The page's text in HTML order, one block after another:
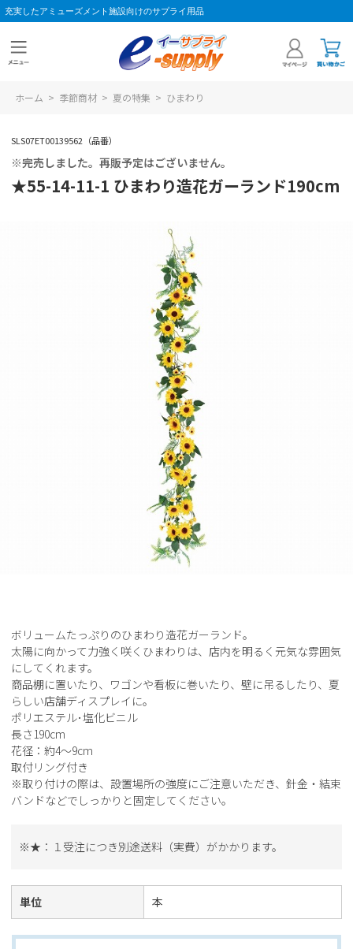
充実したアミューズメント施設向けのサプライ用品
ホーム > 季節商材 > 夏の特集 > ひまわり
SLS07ET00139562（品番）
※完売しました。再販予定はございません。
★55-14-11-1 ひまわり造花ガーランド190cm
ボリュームたっぷりのひまわり造花ガーランド。
太陽に向かって力強く咲くひまわりは、店内を明るく元気な雰囲気
にしてくれます。
商品棚に置いたり、ワゴンや看板に巻いたり、壁に吊るしたり、夏
らしい店舗ディスプレイに。
ポリエステル･塩化ビニル
長さ190cm
花径：約4～9cm
取付リング付き
※取り付けの際は、設置場所の強度にご注意いただき、針金・結束
バンドなどでしっかりと固定してください。
※★：１受注につき別途送料（実費）がかかります。
単位 本